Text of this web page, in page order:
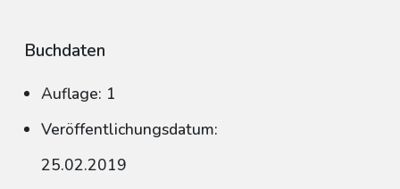
Buchdaten
Auflage: 1
Veröffentlichungsdatum:
25.02.2019